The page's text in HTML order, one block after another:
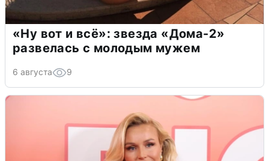
«Ну вот и всё»: звезда «Дома-2»
развелась с молодым мужем
6 августа 9